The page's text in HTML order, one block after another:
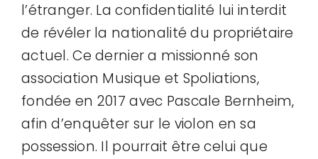
l’étranger. La confidentialité lui interdit
de révéler la nationalité du propriétaire
actuel. Ce dernier a missionné son
association Musique et Spoliations,
fondée en 2017 avec Pascale Bernheim,
afin d’enquêter sur le violon en sa
possession. Il pourrait être celui que